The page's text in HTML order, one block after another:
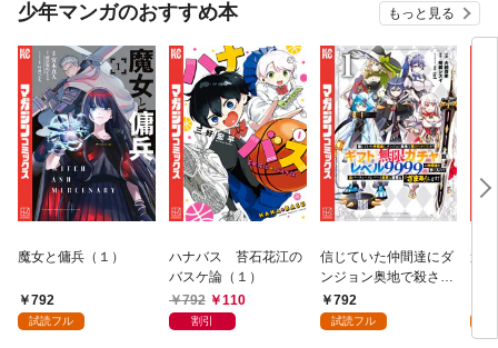
少年マンガのおすすめ本 もっと見る
魔女と傭兵（１）
792
試読フル
ハナバス 苔石花江の
バスケ論（１）
792
110
割引
信じていた仲間達にダ
ンジョン奥地で殺され
かけたがギフト『無限
ガチャ』でレベル９９
792
試読フル
追
強
～